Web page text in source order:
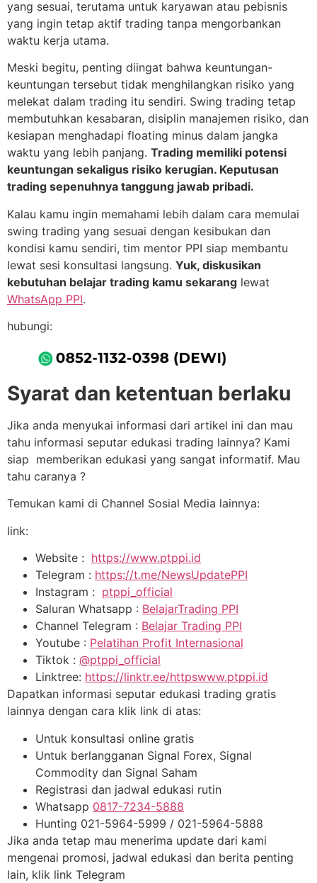
yang sesuai, terutama untuk karyawan atau pebisnis
yang ingin tetap aktif trading tanpa mengorbankan
waktu kerja utama.
Meski begitu, penting diingat bahwa keuntungan-
keuntungan tersebut tidak menghilangkan risiko yang
melekat dalam trading itu sendiri. Swing trading tetap
membutuhkan kesabaran, disiplin manajemen risiko, dan
kesiapan menghadapi floating minus dalam jangka
waktu yang lebih panjang. Trading memiliki potensi
keuntungan sekaligus risiko kerugian. Keputusan
trading sepenuhnya tanggung jawab pribadi.
Kalau kamu ingin memahami lebih dalam cara memulai
swing trading yang sesuai dengan kesibukan dan
kondisi kamu sendiri, tim mentor PPI siap membantu
lewat sesi konsultasi langsung. Yuk, diskusikan
kebutuhan belajar trading kamu sekarang lewat
WhatsApp PPI.
hubungi:
Syarat dan ketentuan berlaku
Jika anda menyukai informasi dari artikel ini dan mau
tahu informasi seputar edukasi trading lainnya? Kami
siap memberikan edukasi yang sangat informatif. Mau
tahu caranya ?
Temukan kami di Channel Sosial Media lainnya:
link:
Website : https://www.ptppi.id
Telegram : https://t.me/NewsUpdatePPI
Instagram : ptppi_official
Saluran Whatsapp : BelajarTrading PPI
Channel Telegram : Belajar Trading PPI
Youtube : Pelatihan Profit Internasional
Tiktok : @ptppi_official
Linktree: https://linktr.ee/httpswww.ptppi.id
Dapatkan informasi seputar edukasi trading gratis
lainnya dengan cara klik link di atas:
Untuk konsultasi online gratis
Untuk berlangganan Signal Forex, Signal
Commodity dan Signal Saham
Registrasi dan jadwal edukasi rutin
Whatsapp 0817-7234-5888
Hunting 021-5964-5999 / 021-5964-5888
Jika anda tetap mau menerima update dari kami
mengenai promosi, jadwal edukasi dan berita penting
lain, klik link Telegram